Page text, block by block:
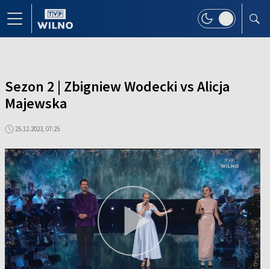
Sezon 2 | Zbigniew Wodecki vs Alicja
Majewska
25.12.2023, 07:25